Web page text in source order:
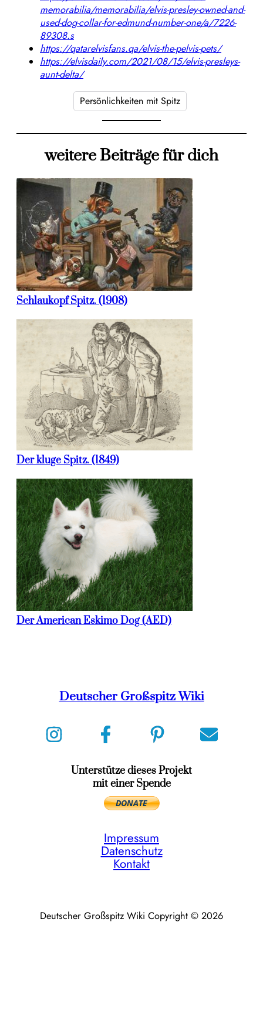
memorabilia/memorabilia/elvis-presley-owned-and-
used-dog-collar-for-edmund-number-one/a/7226-
89308.s
https://qatarelvisfans.qa/elvis-the-pelvis-pets/
https://elvisdaily.com/2021/08/15/elvis-presleys-
aunt-delta/
Persönlichkeiten mit Spitz
weitere Beiträge für dich
Schlaukopf Spitz. (1908)
Der kluge Spitz. (1849)
Der American Eskimo Dog (AED)
Deutscher Großspitz Wiki
Unterstütze dieses Projekt
mit einer Spende
Impressum
Datenschutz
Kontakt
Deutscher Großspitz Wiki Copyright © 2026